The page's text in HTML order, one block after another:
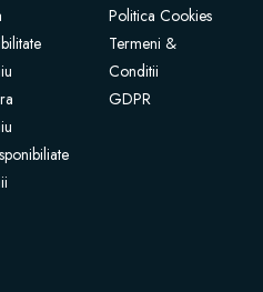
Politica Cookies
Termeni &
Conditii
GDPR